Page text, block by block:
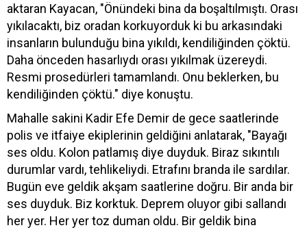
aktaran Kayacan, "Önündeki bina da boşaltılmıştı. Orası
yıkılacaktı, biz oradan korkuyorduk ki bu arkasındaki
insanların bulunduğu bina yıkıldı, kendiliğinden çöktü.
Daha önceden hasarlıydı orası yıkılmak üzereydi.
Resmi prosedürleri tamamlandı. Onu beklerken, bu
kendiliğinden çöktü." diye konuştu.
Mahalle sakini Kadir Efe Demir de gece saatlerinde
polis ve itfaiye ekiplerinin geldiğini anlatarak, "Bayağı
ses oldu. Kolon patlamış diye duyduk. Biraz sıkıntılı
durumlar vardı, tehlikeliydi. Etrafını branda ile sardılar.
Bugün eve geldik akşam saatlerine doğru. Bir anda bir
ses duyduk. Biz korktuk. Deprem oluyor gibi sallandı
her yer. Her yer toz duman oldu. Bir geldik bina